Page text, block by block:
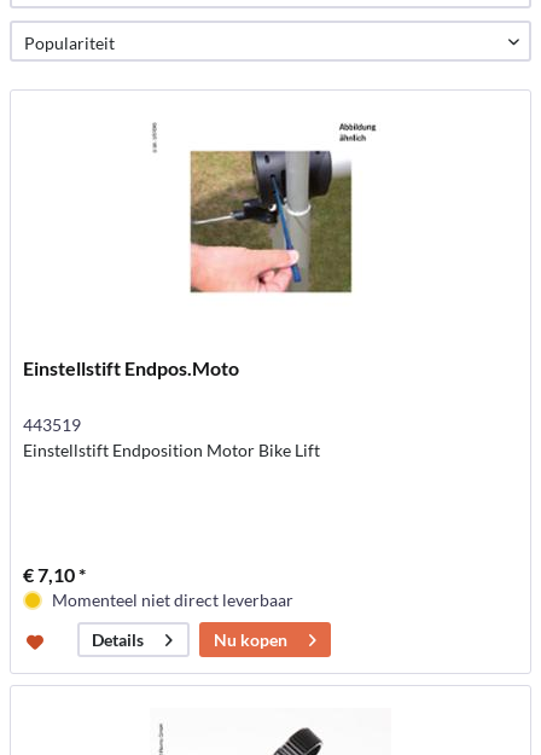
Einstellstift Endpos.Moto
443519
Einstellstift Endposition Motor Bike Lift
€ 7,10 *
Momenteel niet direct leverbaar
Details
Nu kopen